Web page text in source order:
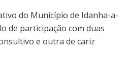
do Município de Idanha-a-
de participação com duas
e outra de cariz